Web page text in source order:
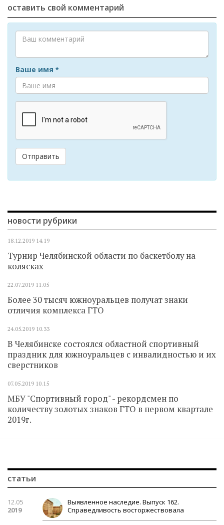
оставить свой комментарий
Ваше имя *
Отправить
новости рубрики
18.12.2019 14.19
Турнир Челябинской области по баскетболу на
колясках
22.07.2019 11.05
Более 30 тысяч южноуральцев получат знаки
отличия комплекса ГТО
24.05.2019 10.33
В Челябинске состоялся областной спортивный
праздник для южноуральцев с инвалидностью и их
сверстников
07.05.2019 10.15
МБУ "Спортивный город" - рекордсмен по
количеству золотых знаков ГТО в первом квартале
2019г.
статьи
12.05
2019
Выявленное наследие. Выпуск 162.
Справедливость восторжествовала